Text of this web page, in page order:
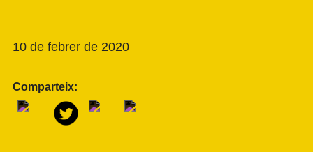
10 de febrer de 2020
Comparteix: